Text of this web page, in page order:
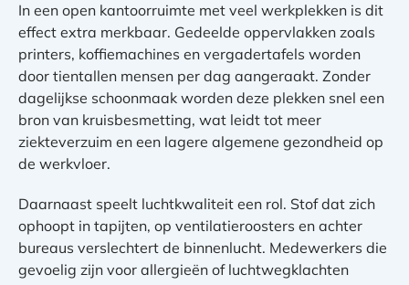
In een open kantoorruimte met veel werkplekken is dit
effect extra merkbaar. Gedeelde oppervlakken zoals
printers, koffiemachines en vergadertafels worden
door tientallen mensen per dag aangeraakt. Zonder
dagelijkse schoonmaak worden deze plekken snel een
bron van kruisbesmetting, wat leidt tot meer
ziekteverzuim en een lagere algemene gezondheid op
de werkvloer.
Daarnaast speelt luchtkwaliteit een rol. Stof dat zich
ophoopt in tapijten, op ventilatieroosters en achter
bureaus verslechtert de binnenlucht. Medewerkers die
gevoelig zijn voor allergieën of luchtwegklachten